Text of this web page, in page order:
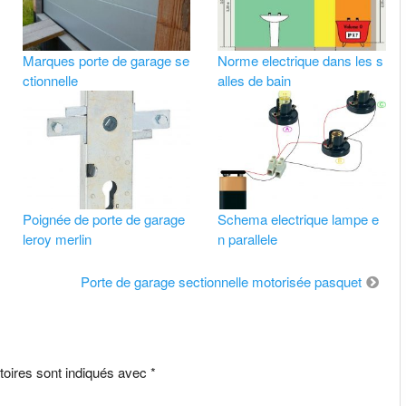
Marques porte de garage se
ctionnelle
Norme electrique dans les s
alles de bain
Poignée de porte de garage
leroy merlin
Schema electrique lampe e
n parallele
Porte de garage sectionnelle motorisée pasquet
sont indiqués avec *